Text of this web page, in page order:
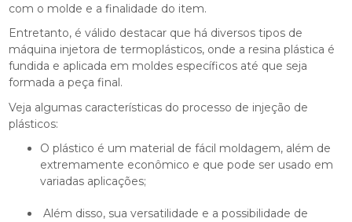
com o molde e a finalidade do item.
Entretanto, é válido destacar que há diversos tipos de
máquina injetora de termoplásticos, onde a resina plástica é
fundida e aplicada em moldes específicos até que seja
formada a peça final.
Veja algumas características do processo de injeção de
plásticos:
O plástico é um material de fácil moldagem, além de
extremamente econômico e que pode ser usado em
variadas aplicações;
Além disso, sua versatilidade e a possibilidade de